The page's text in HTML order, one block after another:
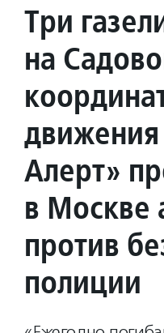
Три
на
Алерт»
в Москве
против
полиции